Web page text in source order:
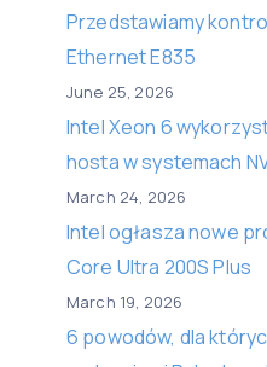
Przedstawiamy
Ethernet E835
June 25, 2026
Intel Xeon 6
hosta w systemach
March 24, 2026
Intel ogłasza nowe
Core Ultra 200S Plus
March 19, 2026
6 powodów, dla